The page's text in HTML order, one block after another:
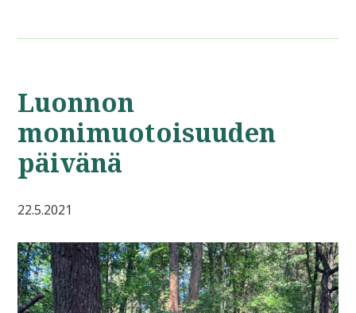
Luonnon
monimuotoisuuden
päivänä
22.5.2021